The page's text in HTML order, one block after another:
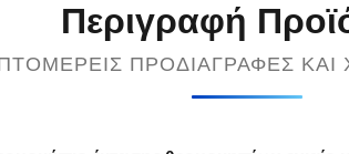
Περιγραφή
ΠΡΟΔΙΑΓΡΑΦΈΣ ΚΑΙ